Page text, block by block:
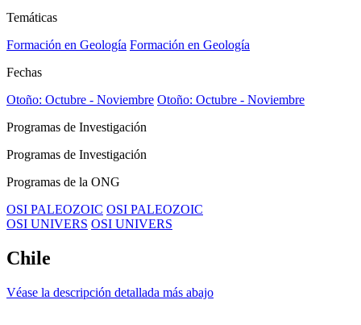
Temáticas
Formación en Geología Formación en Geología
Fechas
Otoño: Octubre - Noviembre Otoño: Octubre - Noviembre
Programas de Investigación
Programas de Investigación
Programas de la ONG
OSI PALEOZOIC OSI PALEOZOIC
OSI UNIVERS OSI UNIVERS
Chile
Véase la descripción detallada más abajo